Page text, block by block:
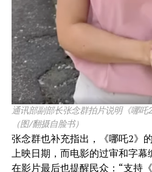
通讯部副部长张念群拍片说明《哪吒
（图/翻摄自脸书）
张念群也补充指出，《哪吒2》
上映日期，而电影的过审和字
在影片最后也提醒民众：“支持